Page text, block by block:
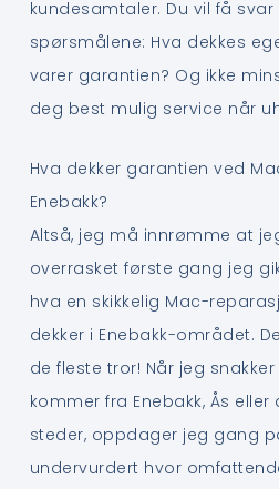
kundesamtaler. Du vil få
spørsmålene: Hva dekkes
varer garantien? Og ikke
deg best mulig service når
Hva dekker garantien ved
Enebakk?
Altså, jeg må innrømme at
overrasket første gang jeg
hva en skikkelig Mac-
dekker i Enebakk-området.
de fleste tror! Når jeg
kommer fra Enebakk, Ås
steder, oppdager jeg gang
undervurdert hvor